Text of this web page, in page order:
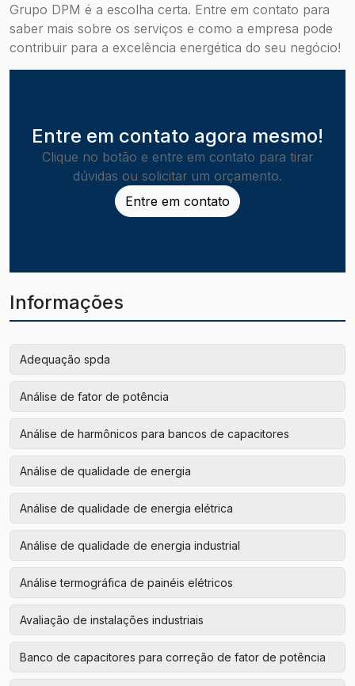
Grupo DPM é a escolha certa. Entre em contato para
saber mais sobre os serviços e como a empresa pode
contribuir para a excelência energética do seu negócio!
Entre em contato agora mesmo!
Clique no botão e entre em contato para tirar
dúvidas ou solicitar um orçamento.
Entre em contato
Informações
Adequação spda
Análise de fator de potência
Análise de harmônicos para bancos de capacitores
Análise de qualidade de energia
Análise de qualidade de energia elétrica
Análise de qualidade de energia industrial
Análise termográfica de painéis elétricos
Avaliação de instalações industriais
Banco de capacitores para correção de fator de potência